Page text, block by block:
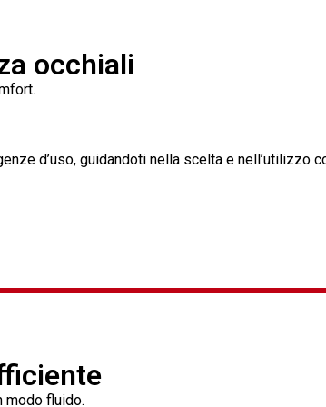
occhiali
d’uso, guidandoti nella scelta e nell’utilizzo
modo fluido.